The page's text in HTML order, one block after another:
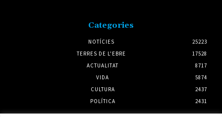
Categories
NOTÍCIES
25223
TERRES DE L'EBRE
17528
ACTUALITAT
8717
VIDA
5874
CULTURA
2437
POLÍTICA
2431